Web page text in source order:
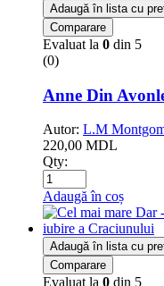
Adaugă în lista cu
Comparare
Evaluat la 0 din 5
(0)
Anne Din
Autor: L.M
220,00 MDL
Qty:
Adaugă în coș
Adaugă în lista cu
Comparare
Evaluat la 0 din 5